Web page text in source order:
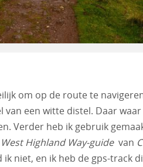
om op de route te
een witte distel. Daar
Verder heb ik gebruik
West Highland Way-guide van
niet, en ik heb de gps-track